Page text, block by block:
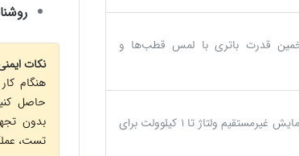
قدرت باتری با لمس قطب‌ها و
قابلیت آزمایش غیرمستقیم ولتاژ تا ۱ کیلوولت برای
نکات
هنگام
حاصل
بدون
تست،